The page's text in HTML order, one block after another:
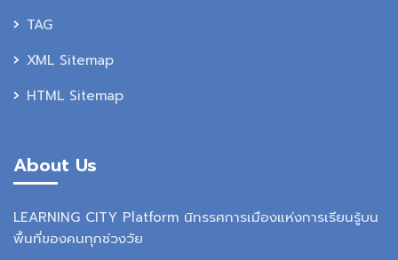
TAG
XML Sitemap
HTML Sitemap
About Us
LEARNING CITY Platform นิทรรศการเมืองแห่งการเรียนรู้บน
พื้นที่ของคนทุกช่วงวัย